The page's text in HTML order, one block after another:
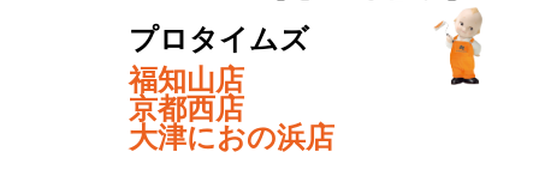
プロタイムズ
福知山店
京都西店
大津におの浜店